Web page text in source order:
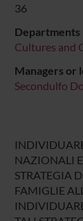
36
Departments
Cultures and
Managers or
Secondulfo
NAZIONALI
STRATEGIA
FAMIGLIE